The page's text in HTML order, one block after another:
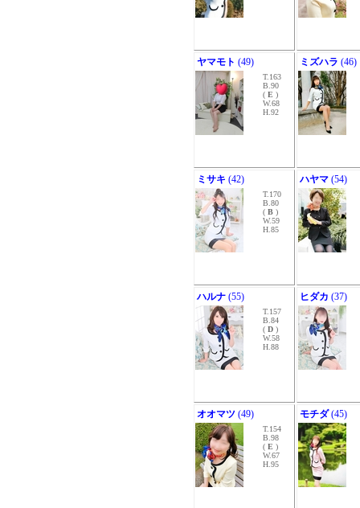
ヤマモト (49)
T.163
B.90
( E )
W.68
H.92
ミズハラ (46)
ミサキ (42)
T.170
B.80
( B )
W.59
H.85
ハヤマ (54)
ハルナ (55)
T.157
B.84
( D )
W.58
H.88
ヒダカ (37)
オオマツ (49)
T.154
B.98
( E )
W.67
H.95
モチダ(45)